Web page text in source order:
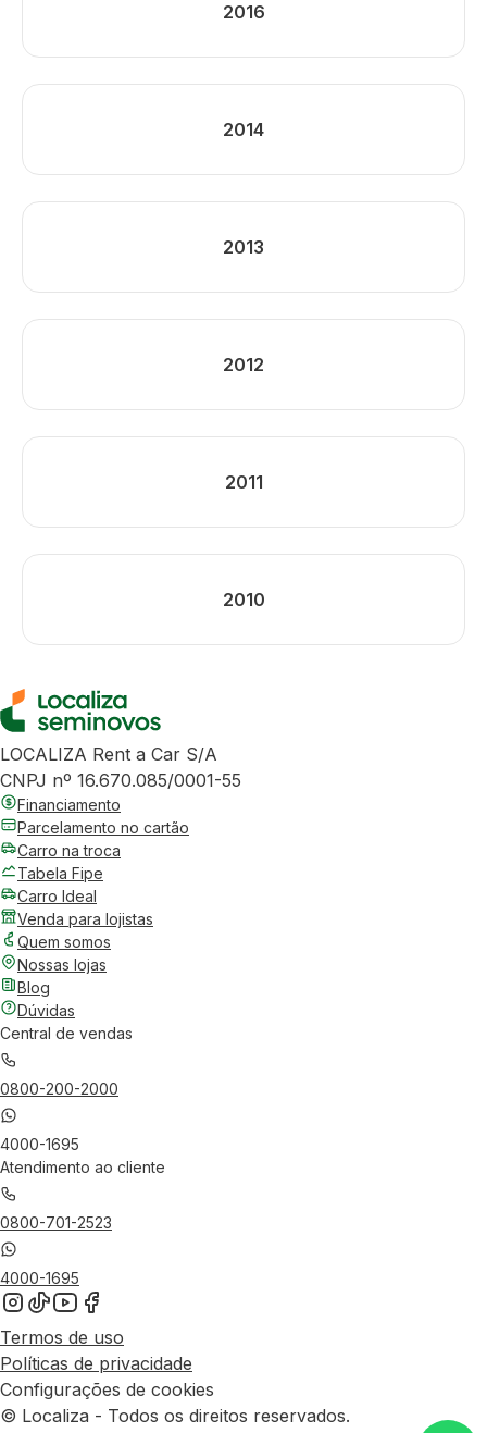
2016
2014
2013
2012
2011
2010
LOCALIZA Rent a Car S/A
CNPJ nº 16.670.085/0001-55
Financiamento
Parcelamento no cartão
Carro na troca
Tabela Fipe
Carro Ideal
Venda para lojistas
Quem somos
Nossas lojas
Blog
Dúvidas
Central de vendas
0800-200-2000
4000-1695
Atendimento ao cliente
0800-701-2523
4000-1695
Termos de uso
Políticas de privacidade
Configurações de cookies
© Localiza - Todos os direitos reservados.